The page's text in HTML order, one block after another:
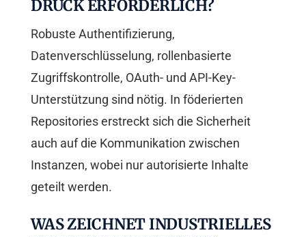
DRUCK ERFORDERLICH?
Robuste Authentifizierung,
Datenverschlüsselung, rollenbasierte
Zugriffskontrolle, OAuth- und API-Key-
Unterstützung sind nötig. In föderierten
Repositories erstreckt sich die Sicherheit
auch auf die Kommunikation zwischen
Instanzen, wobei nur autorisierte Inhalte
geteilt werden.
WAS ZEICHNET INDUSTRIELLES